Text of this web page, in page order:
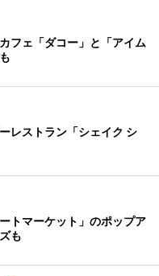
フェ「ダコー」と「アイム
レストラン「シェイク シ
トマーケット」のポップア
も